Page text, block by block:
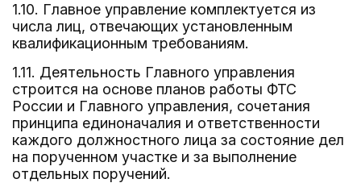
1.10. Главное управление комплектуется из
числа лиц, отвечающих установленным
квалификационным требованиям.
1.11. Деятельность Главного управления
строится на основе планов работы ФТС
России и Главного управления, сочетания
принципа единоначалия и ответственности
каждого должностного лица за состояние дел
на порученном участке и за выполнение
отдельных поручений.